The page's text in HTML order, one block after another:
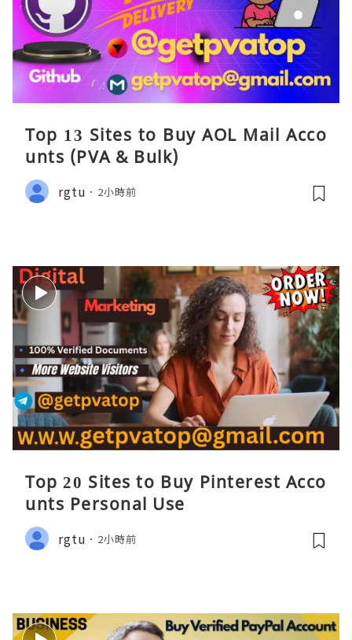
Top 13 Sites to Buy AOL Mail Acco
unts (PVA & Bulk)
rgtu 2小時前
Top 20 Sites to Buy Pinterest Acco
unts Personal Use
rgtu 2小時前